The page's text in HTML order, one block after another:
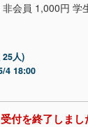
会員 1,000円 学
25人)
4 18:00
受付を終了しまし